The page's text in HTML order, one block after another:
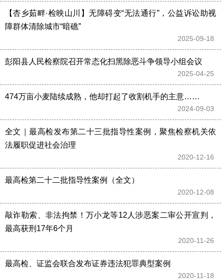
【杏乡茹畔·检映山川】无障碍变“无法通行”，公益诉讼助视
障群体清除城市“暗礁”
2025-09-18
彭阳县人民检察院召开常态化扫黑除恶斗争领导小组会议
2025-04-25
474万亩小麦陆续成熟，他却打起了收割机手的主意……
2024-09-03
全文｜最高检发布第二十三批指导性案例，聚焦检察机关依
法履职促进社会治理
2020-12-16
最高检第二十二批指导性案例（全文）
2020-12-08
敲诈勒索、非法拘禁！万小龙等12人涉恶案二审公开宣判，
最高获刑17年6个月
2020-11-26
最高检、证监会联合发布证券违法犯罪典型案例
2020-11-18